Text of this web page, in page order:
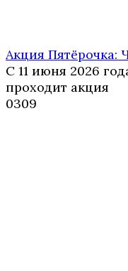
Акция Пятёрочка:
С 11 июня 2026
проходит акция
0309